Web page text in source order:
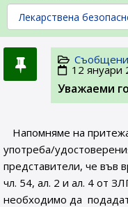
12 януари
Уважаеми
Напомняме на
употреба/
представители, че във
чл. 54, ал. 2 и ал. 4 от
необходимо да